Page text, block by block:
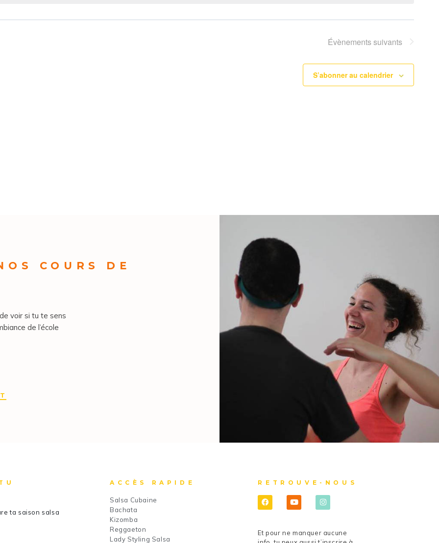
Évènementssuivants
S’abonner au calendrier
COURS DE
voir si tu te sens
de l’école
ta saison salsa
ACCÈS RAPIDE
Salsa Cubaine
Bachata
Kizomba
Reggaeton
Lady Styling Salsa
RETROUVE-NOUS
Et pour ne manquer aucune